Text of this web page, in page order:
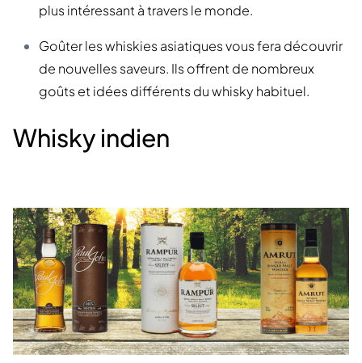
plus intéressant à travers le monde.
Goûter les whiskies asiatiques vous fera découvrir
de nouvelles saveurs. Ils offrent de nombreux
goûts et idées différents du whisky habituel.
Whisky indien